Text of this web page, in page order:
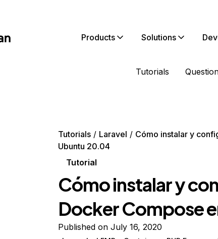
Products
Tools
Solutions
Tutorials
Tutorials Laravel
Cómo instalar y
Ubuntu 20.04
Tutorial
Cómo instalar y
Docker Compose
Published on July 16, 2020